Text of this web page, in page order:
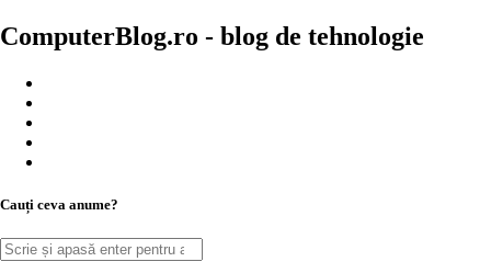
ComputerBlog.ro - blog de tehnologie
Cauți ceva anume?